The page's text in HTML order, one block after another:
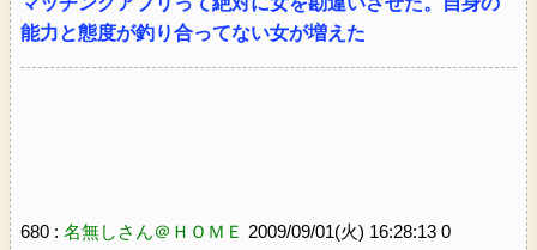
能力と態度が釣り合ってない女が増えた
680 : 名無しさん＠ＨＯＭＥ 2009/09/01(火) 16:28:13 0